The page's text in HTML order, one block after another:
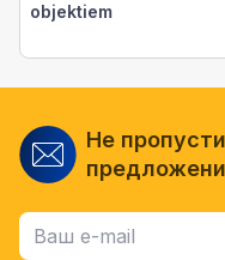
objektiem
Не